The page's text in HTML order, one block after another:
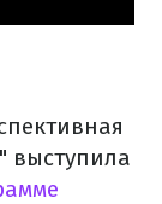
выступила